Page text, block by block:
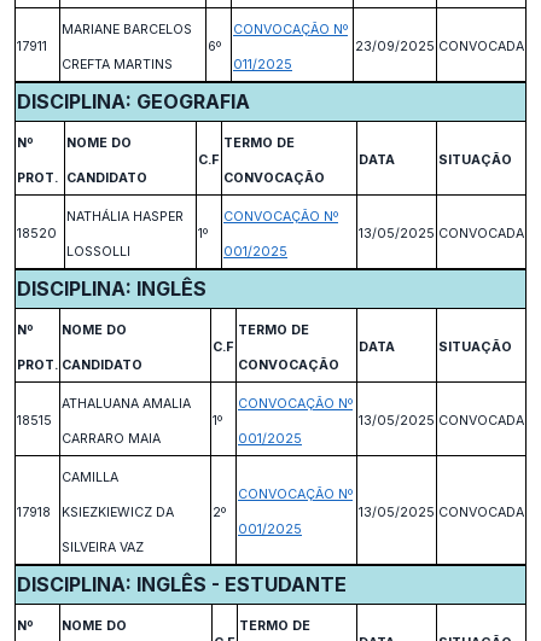
17911
MARIANE BARCELOS
CREFTA MARTINS
6º
CONVOCAÇÃO Nº
011/2025
23/09/2025 CONVOCADA
DISCIPLINA: GEOGRAFIA
Nº
PROT.
NOME DO
CANDIDATO
C.F
TERMO DE
CONVOCAÇÃO
DATA SITUAÇÃO
18520
NATHÁLIA HASPER
LOSSOLLI
1º
CONVOCAÇÃO Nº
001/2025
13/05/2025 CONVOCADA
DISCIPLINA: INGLÊS
Nº
PROT.
NOME DO
CANDIDATO
C.F
TERMO DE
CONVOCAÇÃO
DATA SITUAÇÃO
18515
ATHALUANA AMALIA
CARRARO MAIA
1º
CONVOCAÇÃO Nº
001/2025
13/05/2025 CONVOCADA
17918
CAMILLA
KSIEZKIEWICZ DA
SILVEIRA VAZ
2º
CONVOCAÇÃO Nº
001/2025
13/05/2025 CONVOCADA
DISCIPLINA: INGLÊS - ESTUDANTE
Nº
NOME DO
TERMO DE